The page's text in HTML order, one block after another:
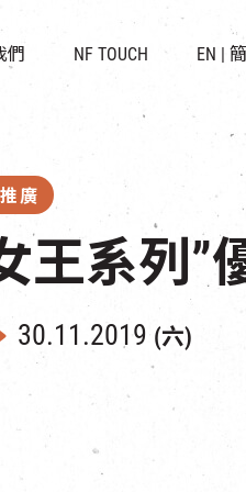
們
位置
服務
NF TOUCH EN | 簡
廣
王系列”
30.11.2019 (六)